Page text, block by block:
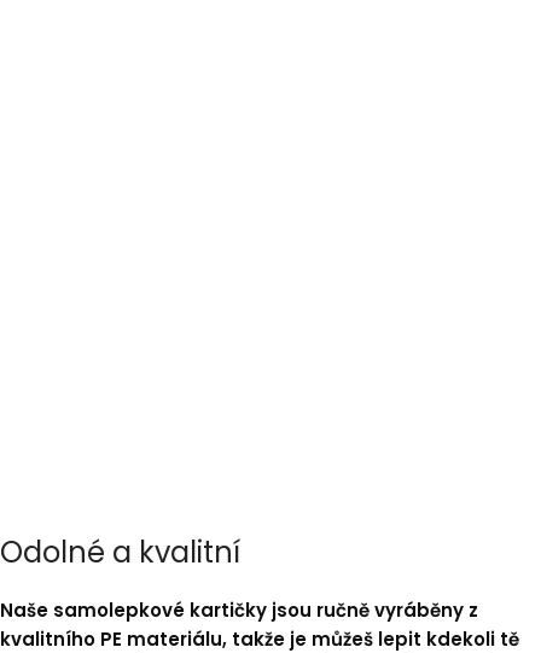
Odolné a kvalitní
Naše samolepkové kartičky jsou ručně vyráběny z
kvalitního PE materiálu, takže je můžeš lepit kdekoli tě